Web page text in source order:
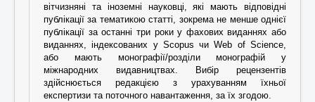
вітчизняні та іноземні науковці, які мають відповідні
публікації за тематикою статті, зокрема не менше однієї
публікації за останні три роки у фахових виданнях або
виданнях, індексованих у Scopus чи Web of Science,
або мають монографії/розділи монографій у
міжнародних видавництвах. Вибір рецензентів
здійснюється редакцією з урахуванням їхньої
експертизи та поточного навантаження, за їх згодою.